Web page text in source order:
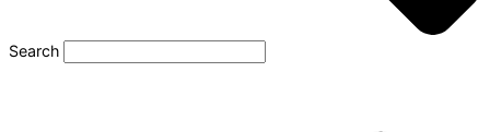
Search